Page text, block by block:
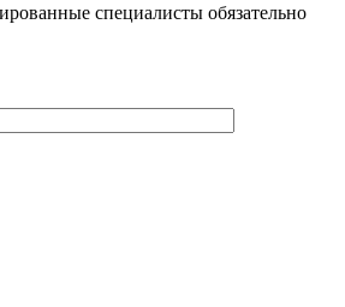
специалисты обязательно